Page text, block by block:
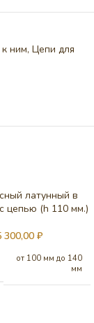
ним, Цепи для
латунный в
цепью (h 110 мм.)
300,00 ₽
от 100 мм до 140
мм